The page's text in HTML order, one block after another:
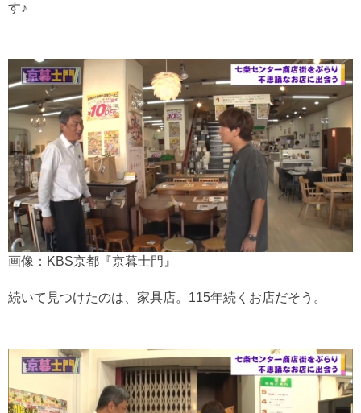
す♪
画像：KBS京都『京暮士門』
続いて見つけたのは、家具店。115年続くお店だそう。